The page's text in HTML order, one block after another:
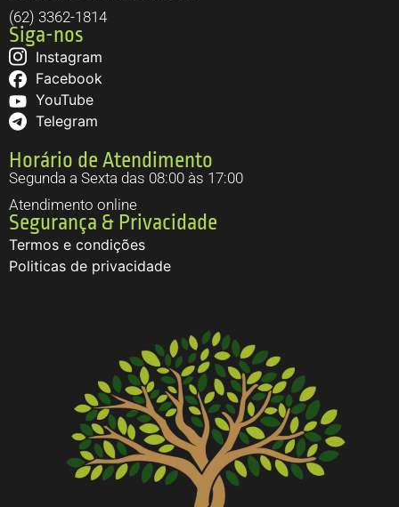
(62) 3362-1814
Siga-nos
Instagram
Facebook
YouTube
Telegram
Horário de Atendimento
Segunda a Sexta das 08:00 às 17:00
Atendimento online
Segurança & Privacidade
Termos e condições
Politicas de privacidade